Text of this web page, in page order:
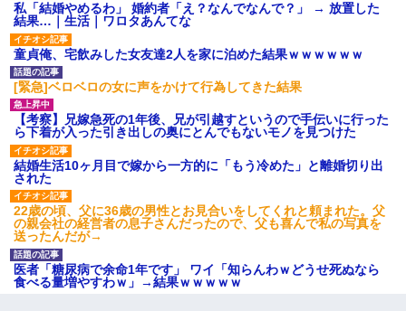
私「結婚やめるわ」 婚約者「え？なんでなんで？」 → 放置した
結果…｜生活｜ワロタあんてな
童貞俺、宅飲みした女友達2人を家に泊めた結果ｗｗｗｗｗｗ
[緊急]ベロベロの女に声をかけて行為してきた結果
【考察】兄嫁急死の1年後、兄が引越すというので手伝いに行った
ら下着が入った引き出しの奥にとんでもないモノを見つけた
結婚生活10ヶ月目で嫁から一方的に「もう冷めた」と離婚切り出
された
22歳の頃、父に36歳の男性とお見合いをしてくれと頼まれた。父
の親会社の経営者の息子さんだったので、父も喜んで私の写真を
送ったんだが→
医者「糖尿病で余命1年です」 ワイ「知らんわｗどうせ死ぬなら
食べる量増やすわｗ」→結果ｗｗｗｗｗ